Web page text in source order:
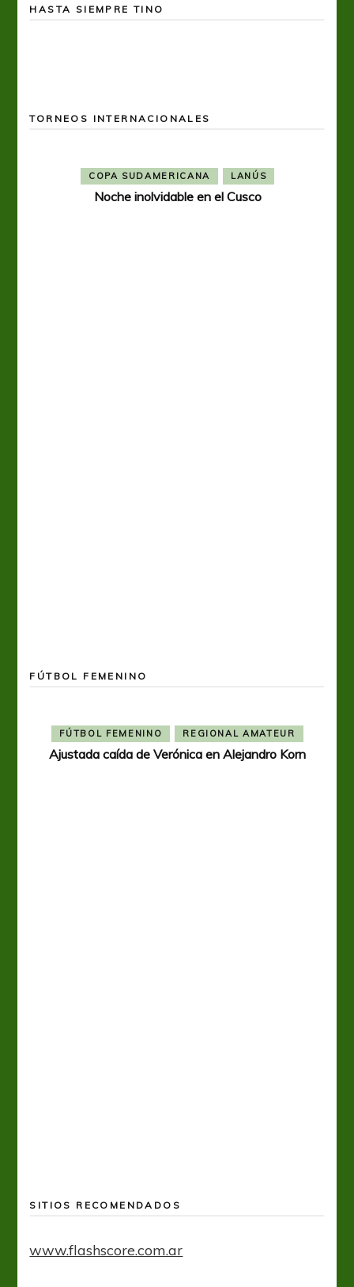
HASTA SIEMPRE TINO
TORNEOS INTERNACIONALES
COPA SUDAMERICANA LANÚS
Noche inolvidable en el Cusco
FÚTBOL FEMENINO
FÚTBOL FEMENINO REGIONAL AMATEUR
Ajustada caída de Verónica en Alejandro Korn
SITIOS RECOMENDADOS
www.flashscore.com.ar